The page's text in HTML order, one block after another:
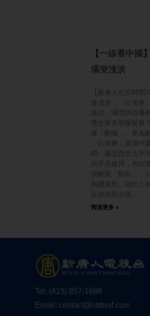
【一線看中國
壩突洩洪
【新唐人北京時間
連成形，「白海豚
洩洪，湖北陝西遭
甥女實名舉報舅舅
爆「翻牆」，華為
「白海豚」直撲中
聞。最近西北太平
的罕見格局，包括
號颱風「鯨魚」，
相繼成型。由於三
以說相當少見。
阅读更多 »
Tel: (415) 857-1688
Email: contact@ntdtvsf.com